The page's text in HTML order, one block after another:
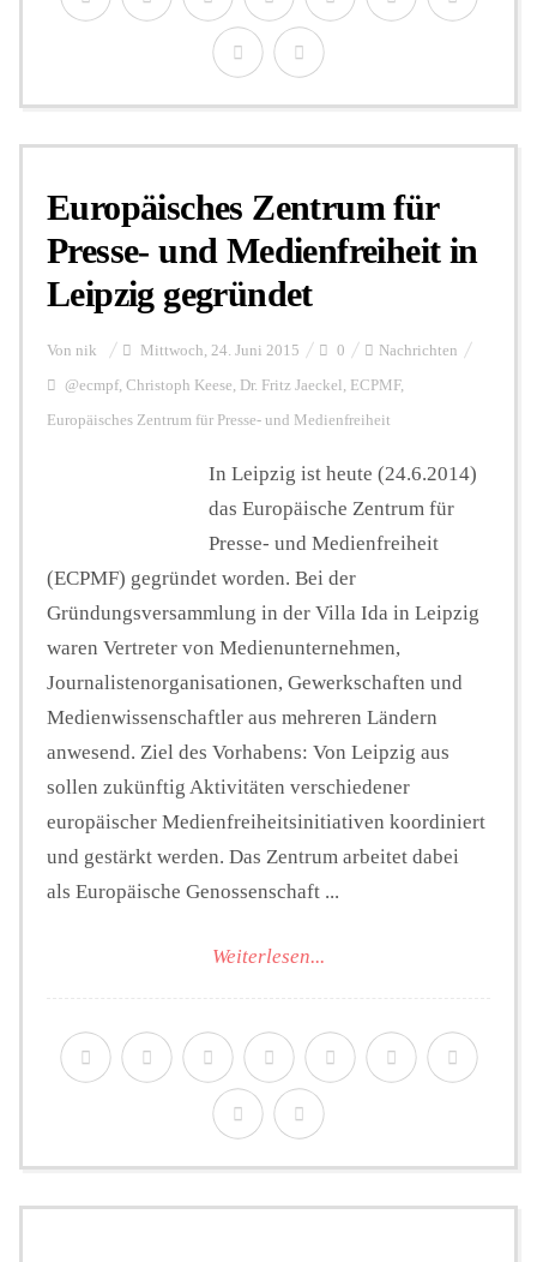
Europäisches Zentrum für
Presse- und Medienfreiheit in
Leipzig gegründet
Von nik Mittwoch, 24. Juni 2015 0 Nachrichten
@ecmpf, Christoph Keese, Dr. Fritz Jaeckel, ECPMF,
Europäisches Zentrum für Presse- und Medienfreiheit
In Leipzig ist heute (24.6.2014)
das Europäische Zentrum für
Presse- und Medienfreiheit
(ECPMF) gegründet worden. Bei der
Gründungsversammlung in der Villa Ida in Leipzig
waren Vertreter von Medienunternehmen,
Journalistenorganisationen, Gewerkschaften und
Medienwissenschaftler aus mehreren Ländern
anwesend. Ziel des Vorhabens: Von Leipzig aus
sollen zukünftig Aktivitäten verschiedener
europäischer Medienfreiheitsinitiativen koordiniert
und gestärkt werden. Das Zentrum arbeitet dabei
als Europäische Genossenschaft ...
Weiterlesen...